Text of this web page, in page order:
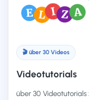
🎬 über 30 Videos
Videotutorials
über 30